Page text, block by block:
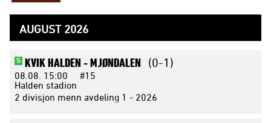
AUGUST 2026
S KVIK HALDEN -MJØNDALEN (0-1)
08.08. 15:00
#15
Halden stadion
2 divisjon menn avdeling 1 - 2026